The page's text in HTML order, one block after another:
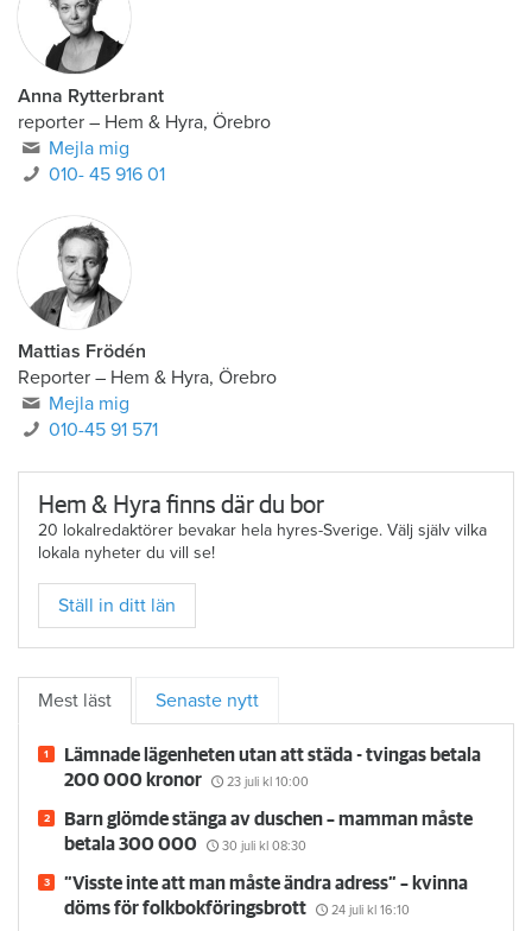
Anna Rytterbrant
reporter–Hem & Hyra, Örebro
Mejla mig
Mattias Frödén
Reporter–Hem & Hyra, Örebro
Mejla mig
Hem & Hyra finns där du bor
20 lokalredaktörer bevakar hela hyres-Sverige. Välj själv vilka
lokala nyheter du vill se!
Ställ in ditt län
Senaste nytt
Lämnade lägenheten utan att städa - tvingas betala
200 000 kronor
kl 10:00
Barn glömde stänga av duschen – mamman måste
betala 300 000
30 juli kl 08:30
”Visste inte att man måste ändra adress” – kvinna